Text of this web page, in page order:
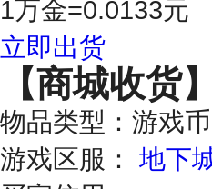
1万金=0.0133元
立即出货
【商城收货】
物品类型：游戏币
游戏区服： 地下